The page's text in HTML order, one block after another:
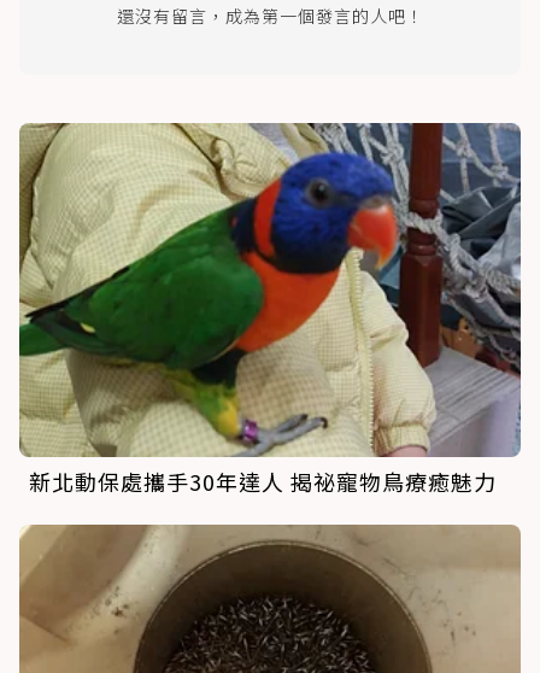
還沒有留言，成為第一個發言的人吧！
新北動保處攜手30年達人 揭祕寵物鳥療癒魅力